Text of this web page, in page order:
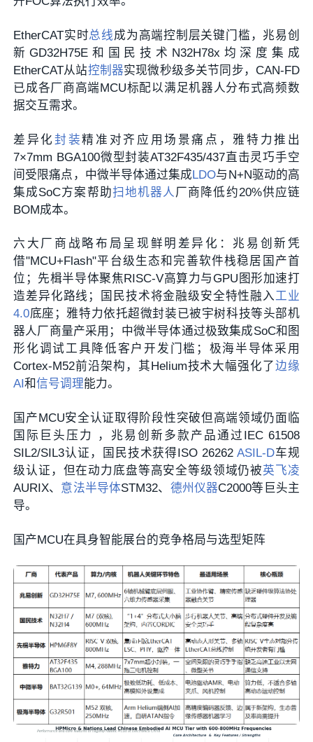
EtherCAT实时总线成为高端控制层关键门槛，兆易创
新GD32H75E和国民技术N32H78x均深度集成
EtherCAT从站控制器实现微秒级多关节同步，CAN-FD
已成各厂商高端MCU标配以满足机器人分布式高频数
据交互需求。
差异化封装精准对齐应用场景痛点，雅特力推出
7×7mm BGA100微型封装AT32F435/437直击灵巧手空
间受限痛点，中微半导体通过集成LDO与N+N驱动的高
集成SoC方案帮助扫地机器人 厂商降低约20%供应链
BOM成本。
六大厂商战略布局呈现鲜明差异化：兆易创新凭
借"MCU+Flash"平台级生态和完善软件栈稳居国产首
位；先楫半导体聚焦RISC-V高算力与GPU图形加速打
造差异化路线；国民技术将金融级安全特性融入工业
4.0底座；雅特力依托超微封装已被宇树科技等头部机
器人厂商量产采用；中微半导体通过极致集成SoC和图
形化调试工具降低客户开发门槛；极海半导体采用
Cortex-M52前沿架构，其Helium技术大幅强化了 边缘
AI和信号调理能力。
国产MCU安全认证取得阶段性突破但高端领域仍面临
国际巨头压力 ，兆易创新多款产品通过IEC 61508
SIL2/SIL3认证，国民技术获得ISO 26262ASIL-D车规
级认证，但在动力底盘等高安全等级领域仍被英飞凌
AURIX、 意法半导体STM32、 德州仪器C2000等巨头主
导。
国产MCU在具身智能展台的竞争格局与选型矩阵